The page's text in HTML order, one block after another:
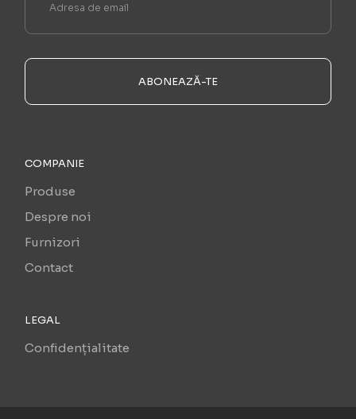
ABONEAZĂ-TE
COMPANIE
Produse
Despre noi
Furnizori
Contact
LEGAL
Confidențialitate